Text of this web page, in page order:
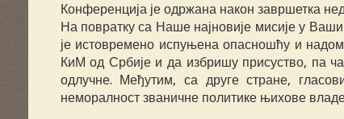
Конференција је одржана након завршетка
На повратку са Наше најновије мисије у
је истовремено испуњена опасношћу и
КиМ од Србије и да избришу присуство, па
одлучне. Међутим, са друге стране,
неморалност званичне политике њихове